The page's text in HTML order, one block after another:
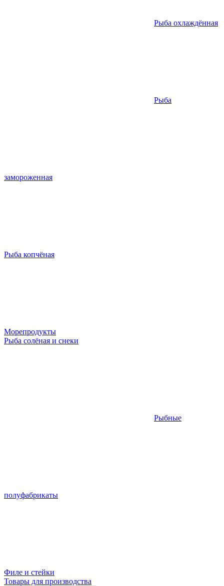
Рыба охлаждённая
Рыба
замороженная
Рыба копчёная
Морепродукты
Рыба солёная и снеки
Рыбные
полуфабрикаты
Филе и стейки
Товары для производства